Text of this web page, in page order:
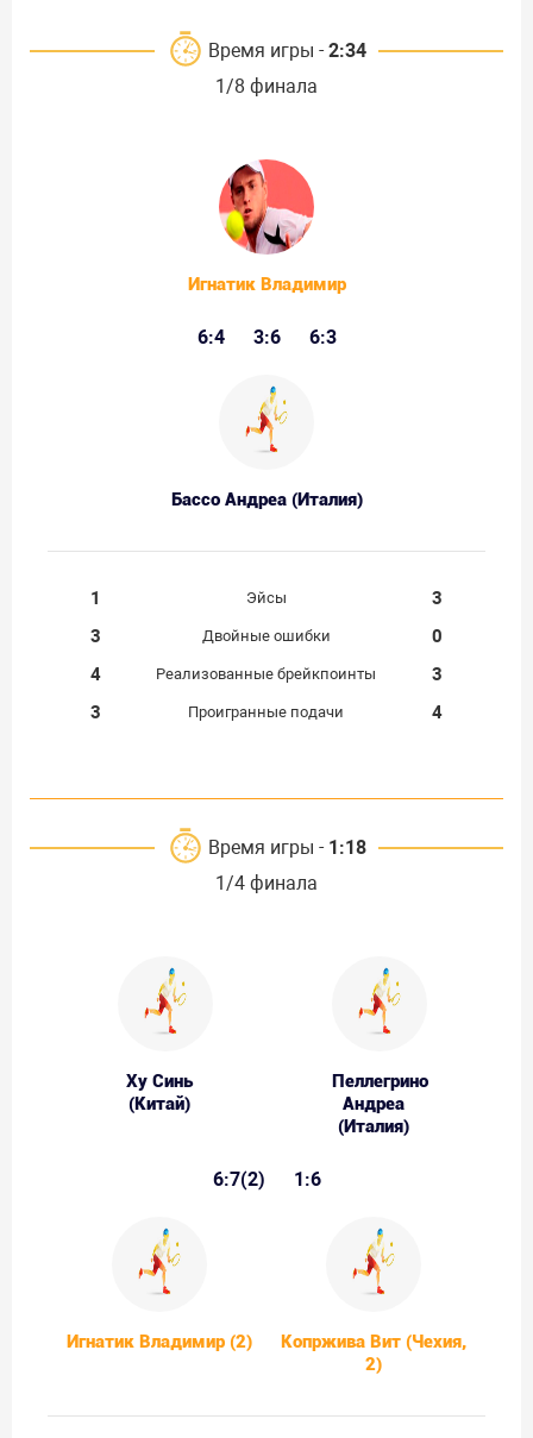
Время игры - 2:34
1/8 финала
Игнатик Владимир
6:4 3:6 6:3
Бассо Андреа (Италия)
1 Эйсы
3
3
Двойные ошибки
0
4
Реализованные брейкпоинты
3
3
Проигранные подачи 4
Время игры - 1:18
1/4 финала
Ху Синь
(Китай)
Пеллегрино
Андреа
(Италия)
6:7(2) 1:6
Игнатик Владимир (2)
Копржива Вит (Чехия,
2)